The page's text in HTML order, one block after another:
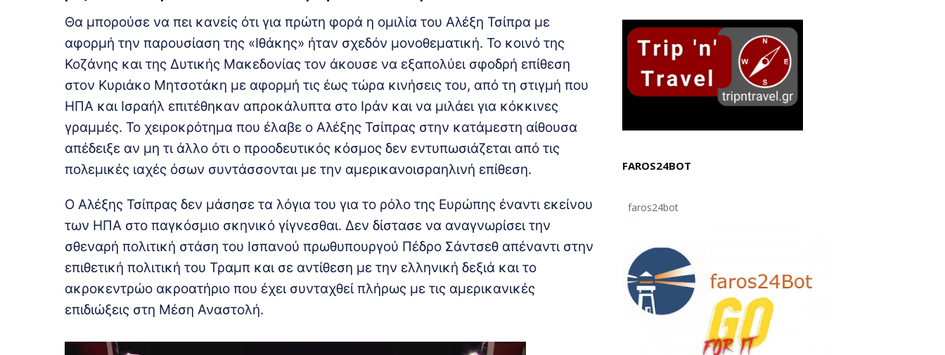
Θα μπορούσε να πει κανείς ότι για πρώτη φορά η ομιλία του Αλέξη Τσίπρα με
αφορμή την παρουσίαση της «Ιθάκης» ήταν σχεδόν μονοθεματική. Το κοινό της
Κοζάνης και της Δυτικής Μακεδονίας τον άκουσε να εξαπολύει σφοδρή επίθεση
στον Κυριάκο Μητσοτάκη με αφορμή τις έως τώρα κινήσεις του, από τη στιγμή που
ΗΠΑ και Ισραήλ επιτέθηκαν απροκάλυπτα στο Ιράν και να μιλάει για κόκκινες
γραμμές. Το χειροκρότημα που έλαβε ο Αλέξης Τσίπρας στην κατάμεστη αίθουσα
απέδειξε αν μη τι άλλο ότι ο προοδευτικός κόσμος δεν εντυπωσιάζεται από τις
πολεμικές ιαχές όσων συντάσσονται με την αμερικανοισραηλινή επίθεση.
Ο Αλέξης Τσίπρας δεν μάσησε τα λόγια του για το ρόλο της Ευρώπης έναντι εκείνου
των ΗΠΑ στο παγκόσμιο σκηνικό γίγνεσθαι. Δεν δίστασε να αναγνωρίσει την
σθεναρή πολιτική στάση του Ισπανού πρωθυπουργού Πέδρο Σάντσεθ απέναντι στην
επιθετική πολιτική του Τραμπ και σε αντίθεση με την ελληνική δεξιά και το
ακροκεντρώο ακροατήριο που έχει συνταχθεί πλήρως με τις αμερικανικές
επιδιώξεις στη Μέση Αναστολή.
FAROS24BOT
faros24bot